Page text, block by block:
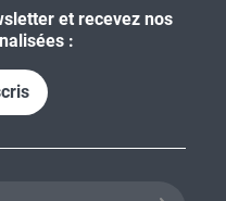
et recevez nos
: